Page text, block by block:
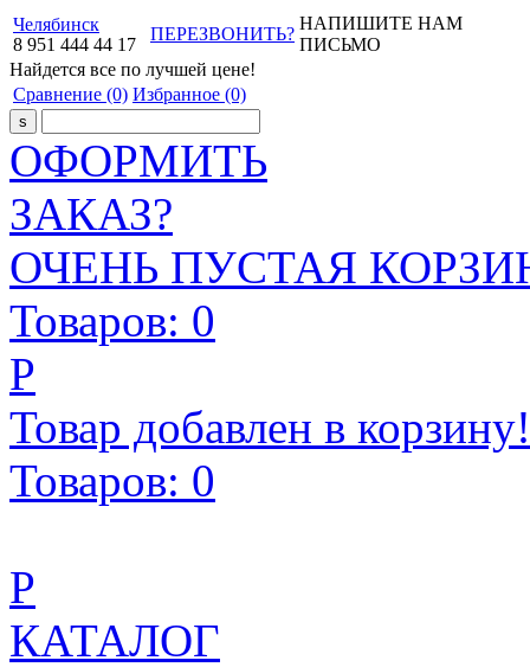
Челябинск
8 951 444 44 17
ПЕРЕЗВОНИТЬ?
НАПИШИТЕ НАМ
ПИСЬМО
Найдется все по лучшей цене!
Сравнение (0) Избранное (0)
ОФОРМИТЬ
ЗАКАЗ?
ОЧЕНЬ ПУСТАЯ
Товаров: 0
Р
Товар добавлен в корзину!
Товаров: 0
Р
КАТАЛОГ